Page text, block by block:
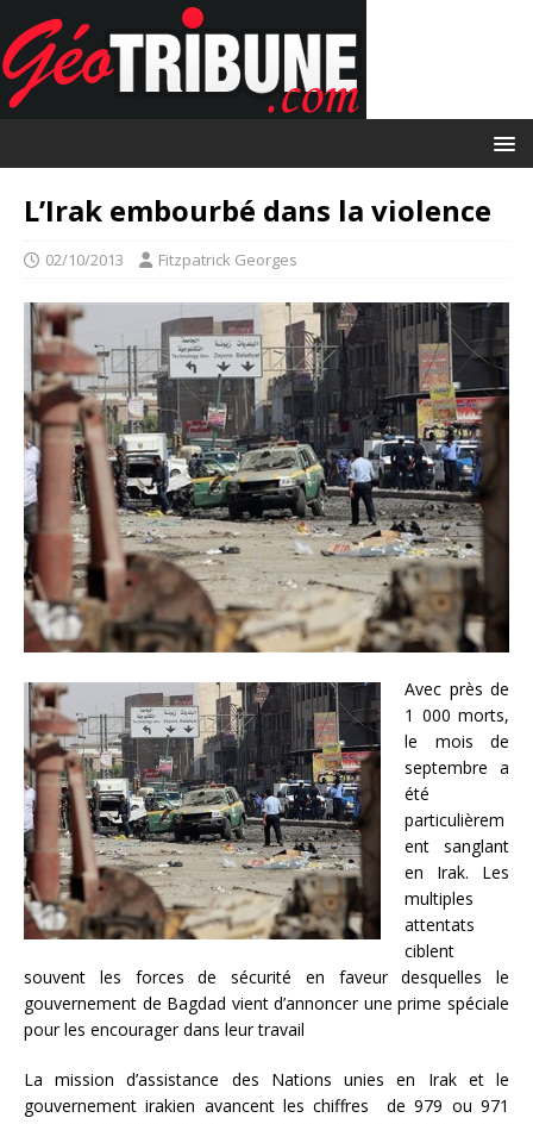
L’Irak embourbé dans la violence
02/10/2013 Fitzpatrick Georges
Avec près de
1 000 morts,
le mois de
septembre a
été
particulièrem
ent sanglant
en Irak. Les
multiples
attentats
ciblent
souvent les forces de sécurité en faveur desquelles le
gouvernement de Bagdad vient d’annoncer une prime spéciale
pour les encourager dans leur travail
La mission d’assistance des Nations unies en Irak et le
gouvernement irakien avancent les chiffres de 979 ou 971